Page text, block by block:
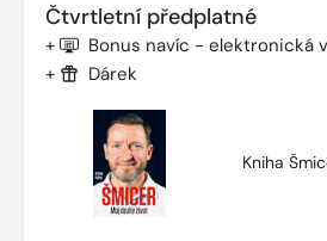
Čtvrtletní předplatné
+ Bonus navíc - elektronická
+ Dárek
Kniha